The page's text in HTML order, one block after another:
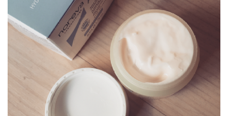
Les
tendances
printemps